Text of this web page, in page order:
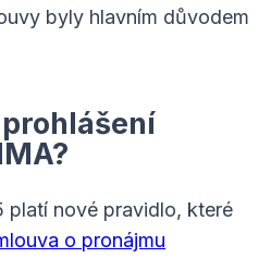
byly hlavním důvodem
platí nové pravidlo, které
o pronájmu